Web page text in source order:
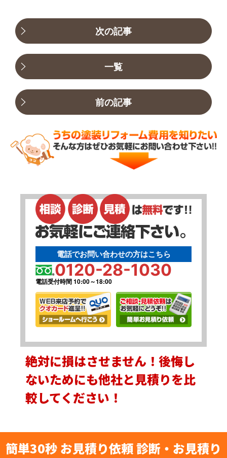
次の記事
一覧
前の記事
電話でお問い合わせの方はこちら
0120-28-1030
電話受付時間 10:00～18:00
絶対に損はさせません！後悔し
ないためにも他社と見積りを比
較してください！
簡単30秒 お見積り依頼 診断・お見積り